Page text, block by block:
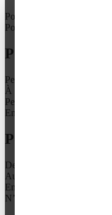
Pour offrir
Pour vous
Pour vous : le
Peu importe il n’y a pas
À l’apéritif, pour annoncer
Pendant le repas, il se
En fin de repas, pour
Pour vous, un
Devant un beau jardin,
Au coin de la cheminé,
En compagnie de bons
N’importe où, c’est le